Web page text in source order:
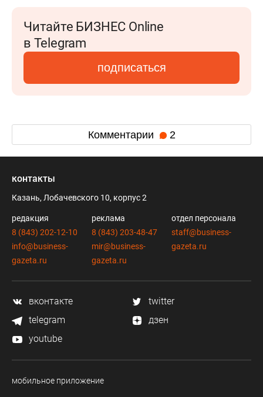
Читайте БИЗНЕС Online
в Telegram
подписаться
Комментарии 2
контакты
Казань, Лобачевского 10, корпус 2
редакция
8 (843) 202-12-10
info@business-
gazeta.ru
реклама
8 (843) 203-48-47
mir@business-
gazeta.ru
отдел персонала
staff@business-
gazeta.ru
вконтакте
twitter
telegram
дзен
youtube
мобильное приложение